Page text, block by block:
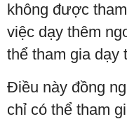
không được
việc dạy thêm
thể tham gia dạy
Điều này đồng
chỉ có thể tham